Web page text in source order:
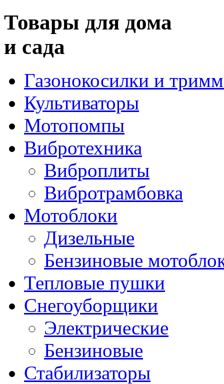
Товары для дома
и сада
Газонокосилки и
Культиваторы
Мотопомпы
Вибротехника
Виброплиты
Вибротрамбовка
Мотоблоки
Дизельные
Бензиновые
Тепловые пушки
Снегоуборщики
Электрические
Бензиновые
Стабилизаторы